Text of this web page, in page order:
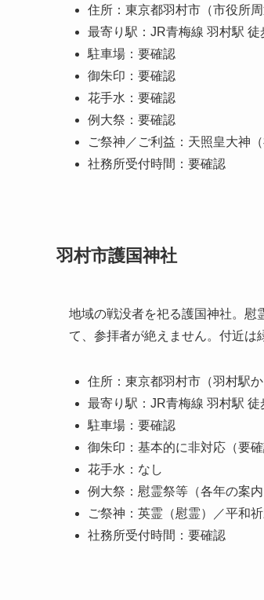
住所：東京都羽村市（市役所周
最寄り駅：JR青梅線 羽村駅 徒
駐車場：要確認
御朱印：要確認
花手水：要確認
例大祭：要確認
ご祭神／ご利益：天照皇大神
社務所受付時間：要確認
羽村市護国神社
地域の戦没者を祀る護国神社。慰
て、参拝者が絶えません。付近は
住所：東京都羽村市（羽村駅か
最寄り駅：JR青梅線 羽村駅 徒
駐車場：要確認
御朱印：基本的に非対応（要確
花手水：なし
例大祭：慰霊祭等（各年の案内
ご祭神：英霊（慰霊）／平和
社務所受付時間：要確認